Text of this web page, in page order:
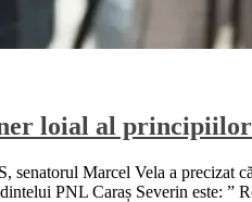
loial al
Marcel Vela a precizat
PNL Caraș Severin este: